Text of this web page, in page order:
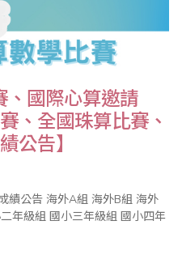
國際心算邀請
、全國珠算比賽、
公告】